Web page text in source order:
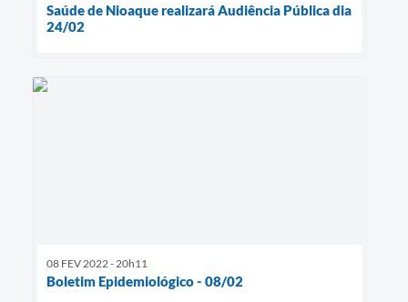
Saúde de Nioaque realizará Audiência Pública dia
24/02
08 FEV 2022 - 20h11
Boletim Epidemiológico - 08/02